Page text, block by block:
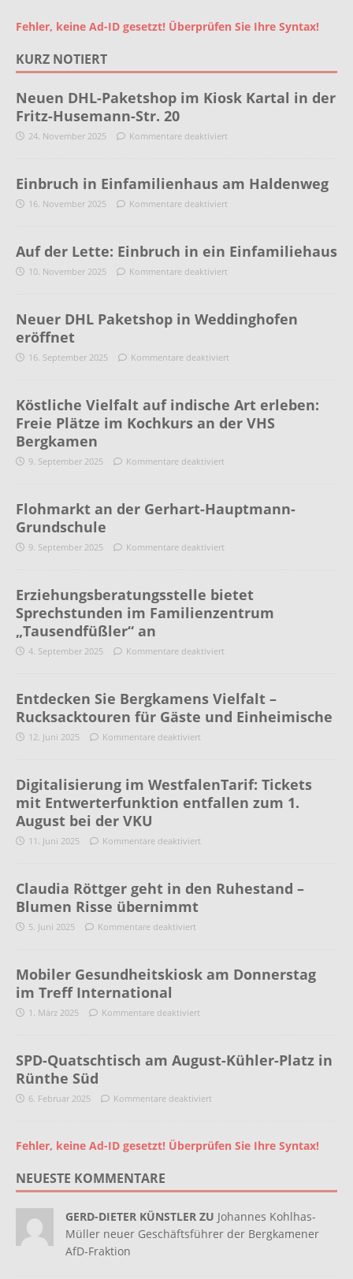
Fehler, keine Ad-ID gesetzt! Überprüfen Sie Ihre Syntax!
KURZ NOTIERT
Neuen DHL-Paketshop im Kiosk Kartal in der
Fritz-Husemann-Str. 20
24. November 2025 Kommentare deaktiviert
Einbruch in Einfamilienhaus am Haldenweg
16. November 2025 Kommentare deaktiviert
Auf der Lette: Einbruch in ein Einfamiliehaus
10. November 2025 Kommentare deaktiviert
Neuer DHL Paketshop in Weddinghofen
eröffnet
16. September 2025 Kommentare deaktiviert
Köstliche Vielfalt auf indische Art erleben:
Freie Plätze im Kochkurs an der VHS
Bergkamen
9. September 2025 Kommentare deaktiviert
Flohmarkt an der Gerhart-Hauptmann-
Grundschule
9. September 2025 Kommentare deaktiviert
Erziehungsberatungsstelle bietet
Sprechstunden im Familienzentrum
„Tausendfüßler“ an
4. September 2025 Kommentare deaktiviert
Entdecken Sie Bergkamens Vielfalt –
Rucksacktouren für Gäste und Einheimische
12. Juni 2025 Kommentare deaktiviert
Digitalisierung im WestfalenTarif: Tickets
mit Entwerterfunktion entfallen zum 1.
August bei der VKU
11. Juni 2025 Kommentare deaktiviert
Claudia Röttger geht in den Ruhestand –
Blumen Risse übernimmt
5. Juni 2025 Kommentare deaktiviert
Mobiler Gesundheitskiosk am Donnerstag
im Treff International
1. März 2025 Kommentare deaktiviert
SPD-Quatschtisch am August-Kühler-Platz in
Rünthe Süd
6. Februar 2025 Kommentare deaktiviert
Fehler, keine Ad-ID gesetzt! Überprüfen Sie Ihre Syntax!
NEUESTE KOMMENTARE
GERD-DIETER KÜNSTLER ZU Johannes Kohlhas-
Müller neuer Geschäftsführer der Bergkamener
AfD-Fraktion